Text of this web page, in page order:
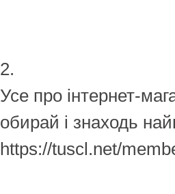
2.
Усе про інтернет-
обирай і знаходь
https://tuscl.net/